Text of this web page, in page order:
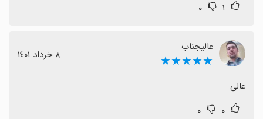
۱ ۰
عالیجناب
★★★★★ ٨ خرداد ١٤٠١
عالی
۰ ۰